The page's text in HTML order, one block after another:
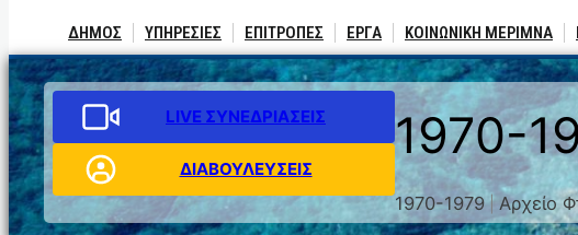
ΔΗΜΟΣ ΥΠΗΡΕΣΙΕΣ ΕΠΙΤΡΟΠΕΣ ΕΡΓΑ ΚΟΙΝΩΝΙΚΗ ΜΕΡΙΜΝΑ
LIVE ΣΥΝΕΔΡΙΑΣΕΙΣ
ΔΙΑΒΟΥΛΕΥΣΕΙΣ
1970-
1970-1979| Αρχείο